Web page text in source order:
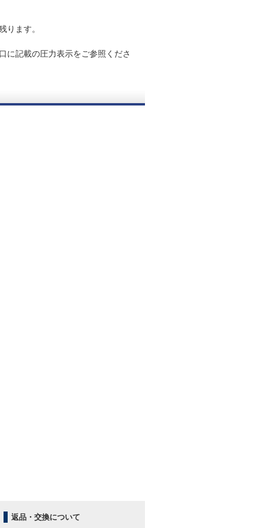
ります。
に記載の圧力表示をご参照くださ
返品・交換について